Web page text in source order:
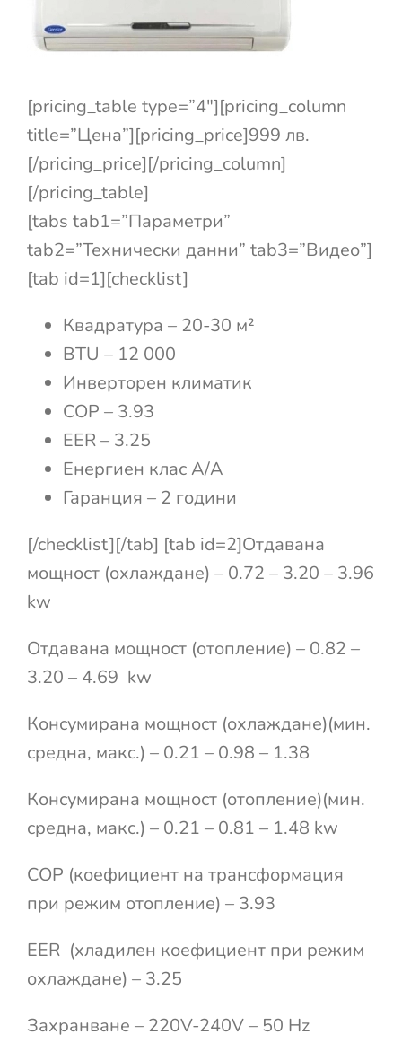
[pricing_table type=”4″][pricing_column
title=”Цена”][pricing_price]999 лв.
[/pricing_price][/pricing_column]
[/pricing_table]
[tabs tab1=”Параметри”
tab2=”Технически данни” tab3=”Видео”]
[tab id=1][checklist]
Квадратура – 20-30 м²
BTU – 12 000
Инверторен климатик
COP – 3.93
EER – 3.25
Енергиен клас А/А
Гаранция – 2 години
[/checklist][/tab] [tab id=2]Отдавана
мощност (охлаждане) – 0.72 – 3.20 – 3.96
kw
Отдавана мощност (отопление) – 0.82 –
3.20 – 4.69 kw
Консумирана мощност (охлаждане)(мин.
средна, макс.) – 0.21 – 0.98 – 1.38
Консумирана мощност (отопление)(мин.
средна, макс.) – 0.21 – 0.81 – 1.48 kw
COP (коефициент на трансформация
при режим отопление) – 3.93
EER (хладилен коефициент при режим
охлаждане) – 3.25
Захранване – 220V-240V – 50 Hz